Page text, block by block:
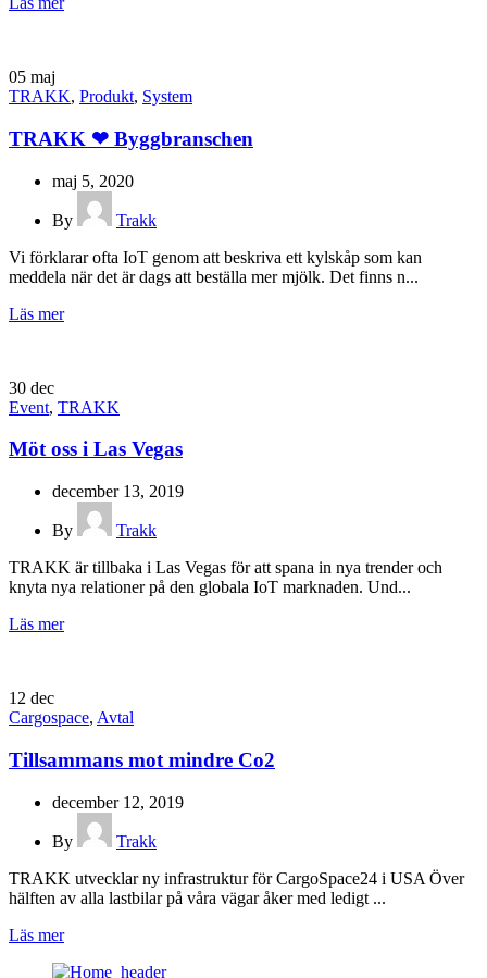
05 maj
TRAKK, Produkt, System
TRAKK ❤ Byggbranschen
maj 5, 2020
By
Trakk
Vi förklarar ofta IoT genom att beskriva ett kylskåp som kan
meddela när det är dags att beställa mer mjölk. Det finns n...
Läs mer
30 dec
Event, TRAKK
Möt oss i Las Vegas
december 13, 2019
By
Trakk
TRAKK är tillbaka i Las Vegas för att spana in nya trender och
knyta nya relationer på den globala IoT marknaden. Und...
Läs mer
12 dec
Cargospace, Avtal
Tillsammans mot mindre Co2
december 12, 2019
By
Trakk
TRAKK utvecklar ny infrastruktur för CargoSpace24 i USA Över
hälften av alla lastbilar på våra vägar åker med ledigt ...
Läs mer